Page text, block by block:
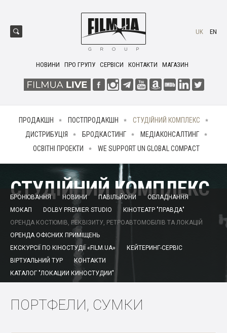
НОВИНИ ПРО ГРУПУ СЕРВІСИ КОНТАКТИ МАГАЗИН
UK EN
ПРОДАКШН ПОСТПРОДАКШН
СТУДІЙНИЙ КОМПЛЕКС
ДИСТРИБУЦІЯ
БРОДКАСТИНГ
МЕДІАКОНСАЛТИНГ
ОСВІТНІ ПРОЕКТИ
WE SUPPORT UN GLOBAL COMPACT
СТУДІЙНИЙ КОМПЛЕКС
БРОНЮВАННЯ НОВИНИ ПАВІЛЬЙОНИ
ОБЛАДНАННЯ
МОКАП
DOLBY PREMIER STUDIO
КІНОТЕАТР "ПРАВДА"
ОРЕНДА КОСТЮМІВ, РЕКВІЗИТУ, РЕТРОАВТОМОБІЛІВ ТА ЛОКАЦІЙ
ОРЕНДА ОФІСНИХ ПРИМІЩЕНЬ
ЕКСКУРСІЇ ПО КІНОСТУДІЇ «FILM.UA»
КЕЙТЕРИНГ-СЕРВІС
ВІРТУАЛЬНИЙ ТУР
КОНТАКТИ
КАТАЛОГ "ЛОКАЦИИ КИНОСТУДИИ"
ПОРТФЕЛИ, СУМКИ